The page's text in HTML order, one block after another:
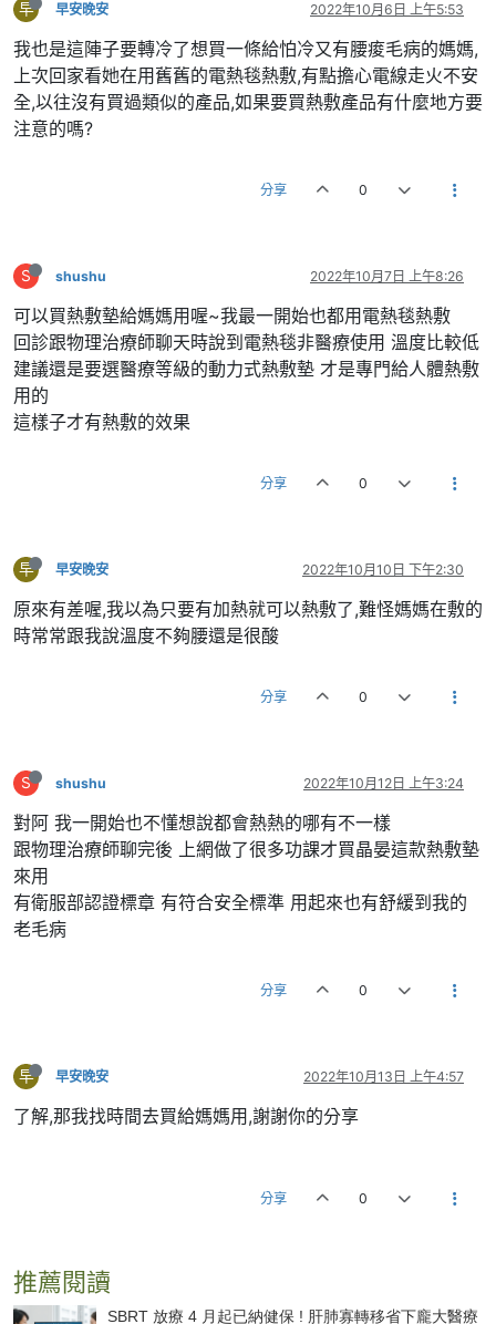
早 早安晚安 2022年10月6日 上午5:53
我也是這陣子要轉冷了想買一條給怕冷又有腰痠毛病的媽媽,
上次回家看她在用舊舊的電熱毯熱敷,有點擔心電線走火不安
全,以往沒有買過類似的產品,如果要買熱敷產品有什麼地方要
注意的嗎?
分享 0
S shushu 2022年10月7日 上午8:26
可以買熱敷墊給媽媽用喔~我最一開始也都用電熱毯熱敷
回診跟物理治療師聊天時說到電熱毯非醫療使用 溫度比較低
建議還是要選醫療等級的動力式熱敷墊 才是專門給人體熱敷
用的
這樣子才有熱敷的效果
分享 0
早 早安晚安 2022年10月10日 下午2:30
原來有差喔,我以為只要有加熱就可以熱敷了,難怪媽媽在敷的
時常常跟我說溫度不夠腰還是很酸
分享 0
S shushu 2022年10月12日 上午3:24
對阿 我一開始也不懂想說都會熱熱的哪有不一樣
跟物理治療師聊完後 上網做了很多功課才買晶晏這款熱敷墊
來用
有衛服部認證標章 有符合安全標準 用起來也有舒緩到我的
老毛病
分享 0
早 早安晚安 2022年10月13日 上午4:57
了解,那我找時間去買給媽媽用,謝謝你的分享
分享 0
推薦閱讀